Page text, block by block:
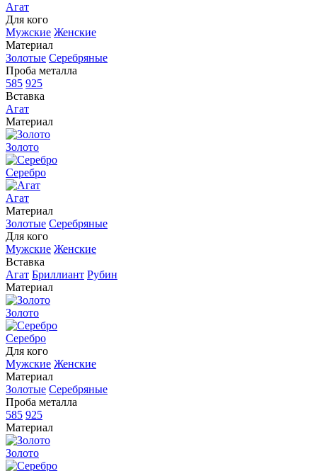
Агат
Для кого
Мужские Женские
Материал
Золотые Серебряные
Проба металла
585 925
Вставка
Агат
Материал
Золото
Серебро
Агат
Материал
Золотые Серебряные
Для кого
Мужские Женские
Вставка
Агат Бриллиант Рубин
Материал
Золото
Серебро
Для кого
Мужские Женские
Материал
Золотые Серебряные
Проба металла
585 925
Материал
Золото